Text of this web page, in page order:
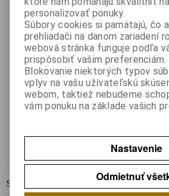
Katalógové číslo:
Záruka
Termín
LIESKOVEC :
Integrovaný
pulzné zdroje
TO220F-6pin
Strana 2záznamov
personalizovať ponuky.
Súbory cookies si pamätajú, čo
prehliadači na danom zariadení
webová stránka funguje podľa
prispôsobiť vašim preferenciám.
Blokovanie niektorých typov
vplyv na vašu užívateľskú
webom, taktiež nebudeme
vám ponuku na základe vašich
Nastavenie
Odmietnuť